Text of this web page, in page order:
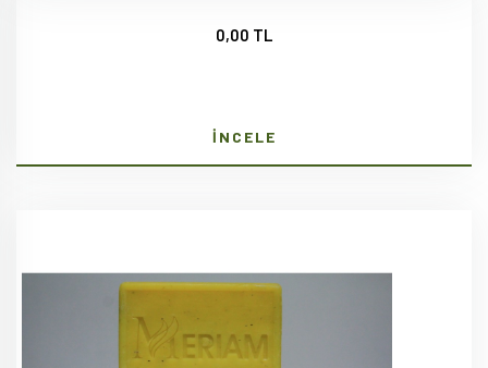
0,00 TL
İNCELE